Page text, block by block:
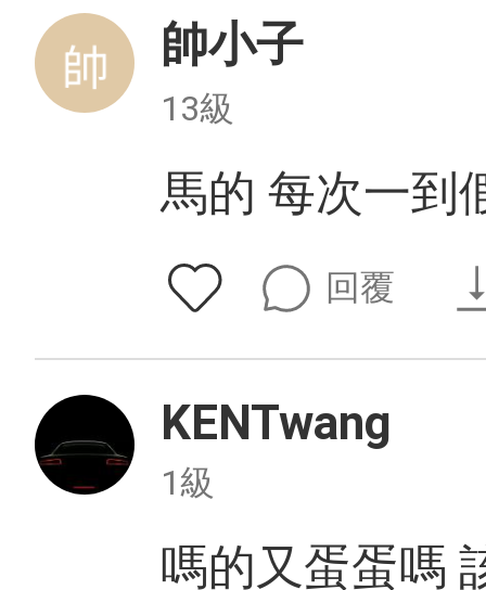
帥小子
13級
馬的 每次一到
回覆
KENTwang
1級
嗎的又蛋蛋嗎